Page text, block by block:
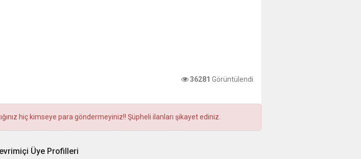
36281 Görüntülendi
hiç kimseye para göndermeyiniz!! Şüpheli ilanları şikayet ediniz.
Üye Profilleri